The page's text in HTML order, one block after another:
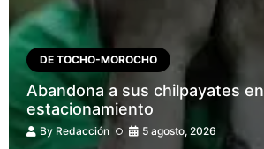
DE TOCHO-MOROCHO
Abandona a sus chilpayates en
estacionamiento
By Redacción 5 agosto, 2026